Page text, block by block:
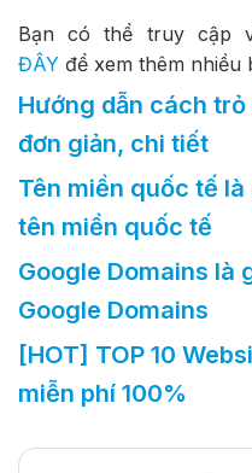
Bạn có thể truy cập
ĐÂY để xem thêm nhiều
Hướng dẫn cách
đơn giản, chi tiết
Tên miền quốc tế
tên miền quốc tế
Google Domains là
Google Domains
[HOT] TOP 10
miễn phí 100%